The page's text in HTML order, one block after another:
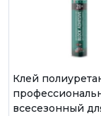
Клей
всесезонный